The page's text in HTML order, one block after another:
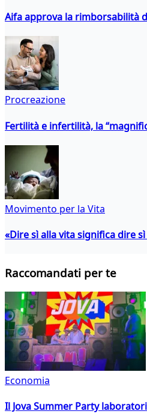
Aifa approva la rimborsabilità
Procreazione
Fertilità e infertilità, la
Movimento per la Vita
«Dire sì alla vita significa dire sì
Raccomandati per te
Economia
Il Jova Summer Party